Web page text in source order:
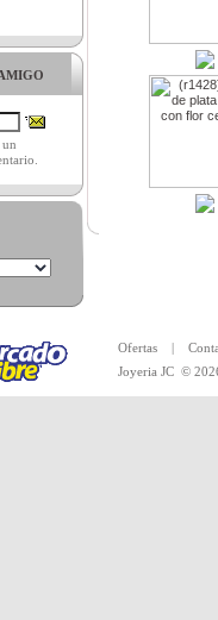
un
Ofertas
|
Joyeria JC©